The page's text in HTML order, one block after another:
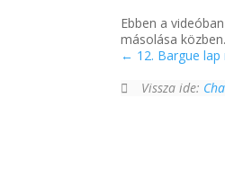
Ebben a
másolása
12. Bargue
Vissza ide: